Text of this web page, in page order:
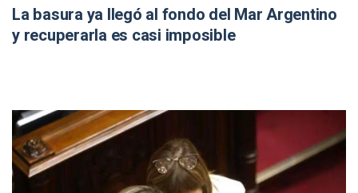
La basura ya llegó al fondo del Mar Argentino
y recuperarla es casi imposible